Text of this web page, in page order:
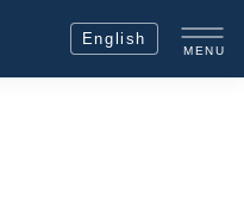
English
MENU